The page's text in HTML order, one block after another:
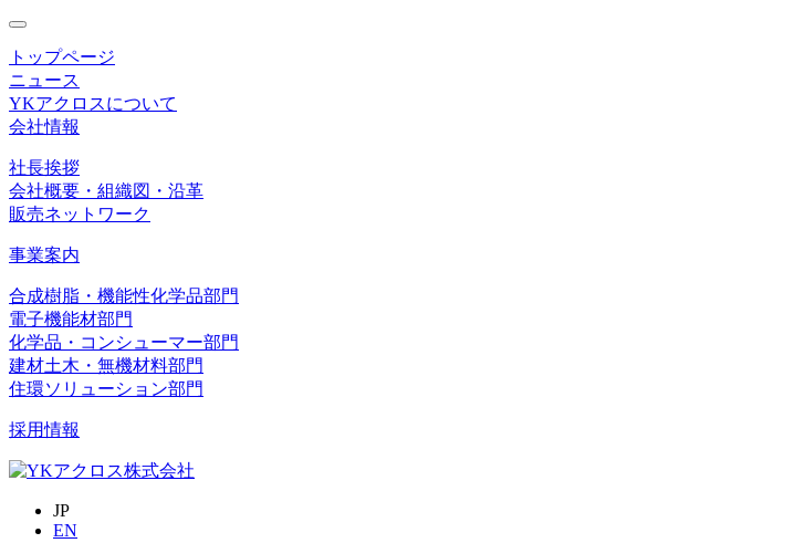
toggle
navigation
トップページ
ニュース
YKアクロスについて
会社情報
社長挨拶
会社概要・組織図・沿革
販売ネットワーク
事業案内
合成樹脂・機能性化学品部門
電子機能材部門
化学品・コンシューマー部門
建材土木・無機材料部門
住環ソリューション部門
採用情報
JP
EN